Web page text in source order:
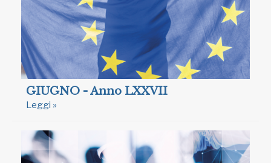
GIUGNO - Anno LXXVII
Leggi »